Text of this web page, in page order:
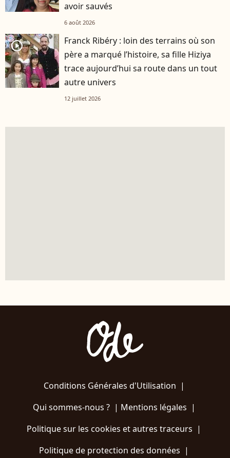
avoir sauvés
6 août 2026
player2
Franck Ribéry : loin des terrains où son
père a marqué l’histoire, sa fille Hiziya
trace aujourd’hui sa route dans un tout
autre univers
12 juillet 2026
Conditions Générales d'Utilisation |
Qui sommes-nous ?| Mentions légales |
Politique sur les cookies et autres traceurs |
Politique de protection des données |